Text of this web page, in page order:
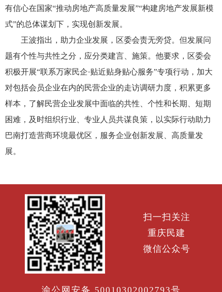
有信心在国家“推动房地产高质量发展”“构建房地产发展新模
式”的总体谋划下，实现创新发展。
王波指出，助力企业发展，区委会责无旁贷。但发展问
题有个性与共性之分，应分类建言、施策。他要求，区委会
积极开展“联系万家民企·贴近贴身贴心服务”专项行动，加大
对包括会员企业在内的民营企业的走访调研力度，积累更多
样本，了解民营企业发展中面临的共性、个性和长期、短期
困难，及时组织行业、专业人员共谋良策，以实际行动助力
巴南打造营商环境最优区，服务企业创新发展、高质量发
展。
扫一扫关注
重庆民建
微信公众号
渝公网安备 50010302002793号